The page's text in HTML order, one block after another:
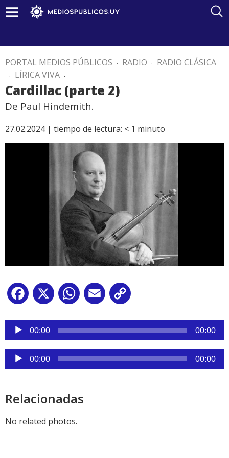
PORTAL MEDIOS PÚBLICOS . RADIO . RADIO CLÁSICA
. LÍRICA VIVA .
Cardillac (parte 2)
De Paul Hindemith.
27.02.2024 | tiempo de lectura: < 1 minuto
Facebook
X WhatsApp
Email
Reproductor
audio
00:00 00:00
Reproductor
de
00:00 00:00
Relacionadas
No related photos.